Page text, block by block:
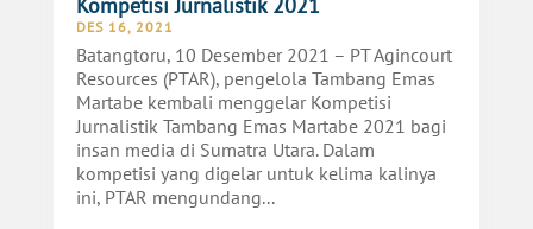
Kompetisi Jurnalistik 2021
DES 16, 2021
Batangtoru, 10 Desember 2021 – PT Agincourt
Resources (PTAR), pengelola Tambang Emas
Martabe kembali menggelar Kompetisi
Jurnalistik Tambang Emas Martabe 2021 bagi
insan media di Sumatra Utara. Dalam
kompetisi yang digelar untuk kelima kalinya
ini, PTAR mengundang...